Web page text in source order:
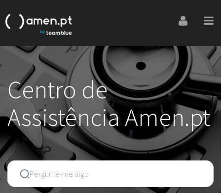
Centro de
Assistência Amen.pt